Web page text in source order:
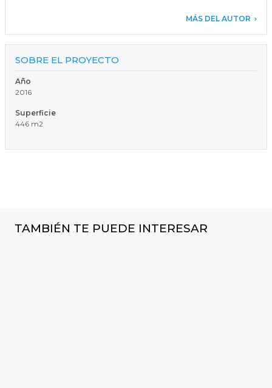
MÁS DEL AUTOR
SOBRE EL PROYECTO
Año
2016
Superficie
446 m2
TAMBIÉN TE PUEDE INTERESAR